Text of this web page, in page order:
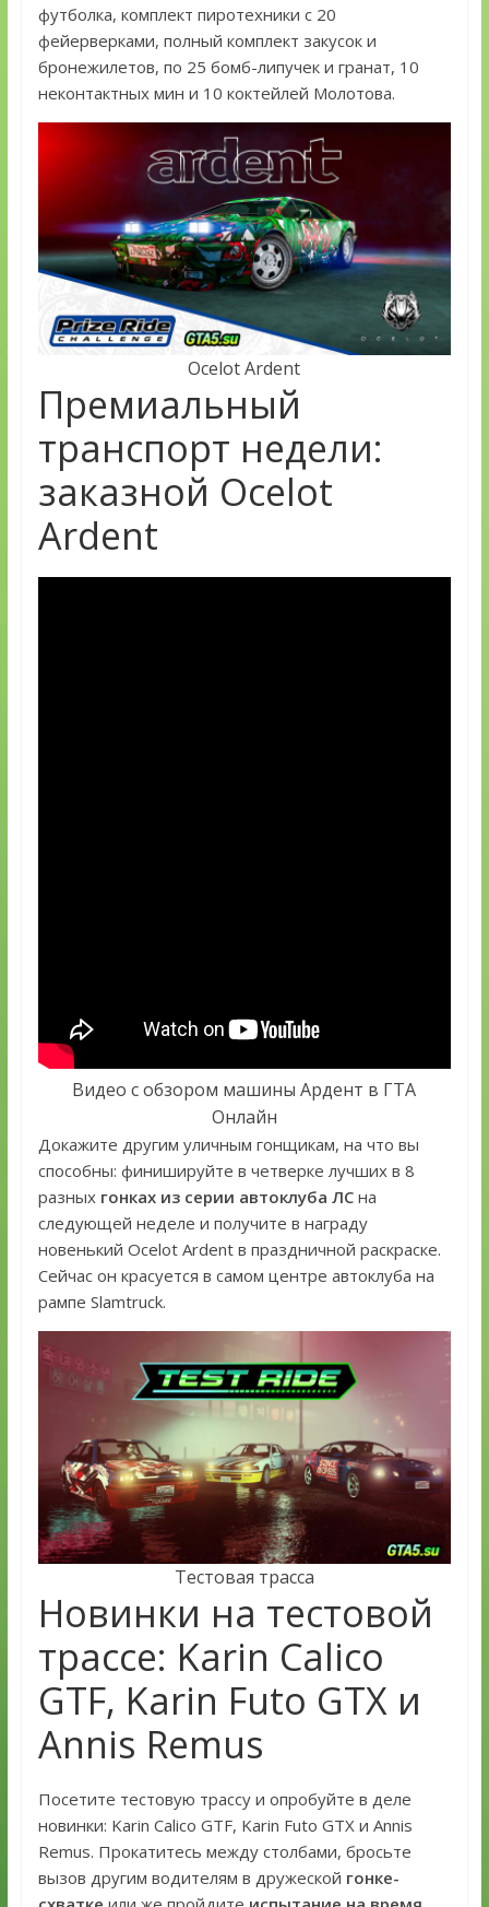
футболка, комплект пиротехники с 20
фейерверками, полный комплект закусок и
бронежилетов, по 25 бомб-липучек и гранат, 10
неконтактных мин и 10 коктейлей Молотова.
Ocelot Ardent
Премиальный
транспорт недели:
заказной Ocelot
Ardent
Видео с обзором машины Ардент в ГТА
Онлайн
Докажите другим уличным гонщикам, на что вы
способны: финишируйте в четверке лучших в 8
разных гонках из серии автоклуба ЛСна
следующей неделе и получите в награду
новенький Ocelot Ardent в праздничной раскраске.
Сейчас он красуется в самом центре автоклуба на
рампе Slamtruck.
Тестовая трасса
Новинки на тестовой
трассе: Karin Calico
GTF, Karin Futo GTX и
Annis Remus
Посетите тестовую трассу и опробуйте в деле
новинки: Karin Calico GTF, Karin Futo GTX и Annis
Remus. Прокатитесь между столбами, бросьте
вызов другим водителям в дружеской гонке-